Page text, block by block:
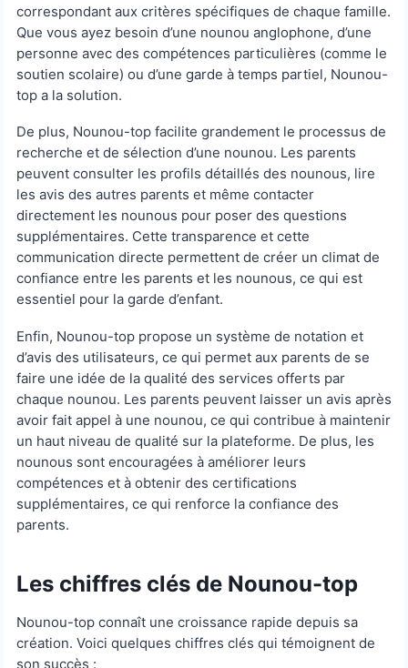
correspondant aux critères spécifiques de chaque famille.
Que vous ayez besoin d’une nounou anglophone, d’une
personne avec des compétences particulières (comme le
soutien scolaire) ou d’une garde à temps partiel, Nounou-
top a la solution.
De plus, Nounou-top facilite grandement le processus de
recherche et de sélection d’une nounou. Les parents
peuvent consulter les profils détaillés des nounous, lire
les avis des autres parents et même contacter
directement les nounous pour poser des questions
supplémentaires. Cette transparence et cette
communication directe permettent de créer un climat de
confiance entre les parents et les nounous, ce qui est
essentiel pour la garde d’enfant.
Enfin, Nounou-top propose un système de notation et
d’avis des utilisateurs, ce qui permet aux parents de se
faire une idée de la qualité des services offerts par
chaque nounou. Les parents peuvent laisser un avis après
avoir fait appel à une nounou, ce qui contribue à maintenir
un haut niveau de qualité sur la plateforme. De plus, les
nounous sont encouragées à améliorer leurs
compétences et à obtenir des certifications
supplémentaires, ce qui renforce la confiance des
parents.
Les chiffres clés de Nounou-top
Nounou-top connaît une croissance rapide depuis sa
création. Voici quelques chiffres clés qui témoignent de
son succès :